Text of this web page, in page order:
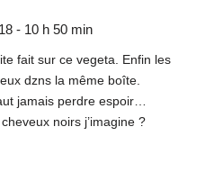
- 10 h 50 min
fait sur ce vegeta. Enfin les
dzns la même boîte.
jamais perdre espoir…
noirs j’imagine ?